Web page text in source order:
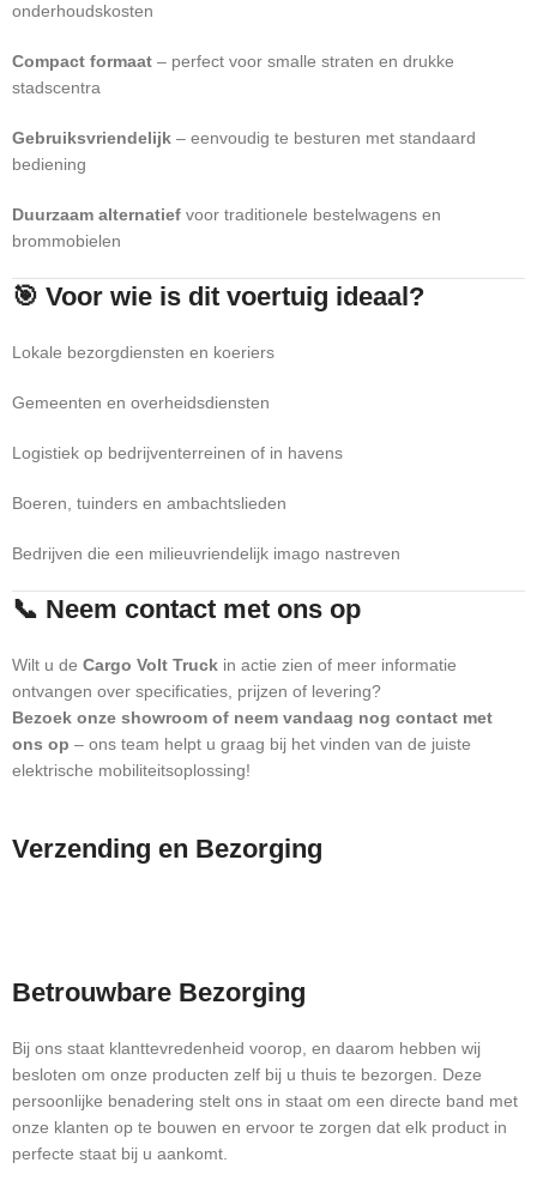
onderhoudskosten
Compact formaat – perfect voor smalle straten en drukke
stadscentra
Gebruiksvriendelijk – eenvoudig te besturen met standaard
bediening
Duurzaam alternatief voor traditionele bestelwagens en
brommobielen
🎯 Voor wie is dit voertuig ideaal?
Lokale bezorgdiensten en koeriers
Gemeenten en overheidsdiensten
Logistiek op bedrijventerreinen of in havens
Boeren, tuinders en ambachtslieden
Bedrijven die een milieuvriendelijk imago nastreven
📞 Neem contact met ons op
Wilt u de Cargo Volt Truck in actie zien of meer informatie
ontvangen over specificaties, prijzen of levering?
Bezoek onze showroom of neem vandaag nog contact met
ons op – ons team helpt u graag bij het vinden van de juiste
elektrische mobiliteitsoplossing!
Verzending en Bezorging
Betrouwbare Bezorging
Bij ons staat klanttevredenheid voorop, en daarom hebben wij
besloten om onze producten zelf bij u thuis te bezorgen. Deze
persoonlijke benadering stelt ons in staat om een directe band met
onze klanten op te bouwen en ervoor te zorgen dat elk product in
perfecte staat bij u aankomt.